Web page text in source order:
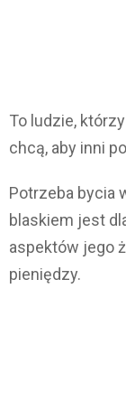
To ludzie,
chcą, aby inni
Potrzeba bycia
blaskiem jest
aspektów jego
pieniędzy.